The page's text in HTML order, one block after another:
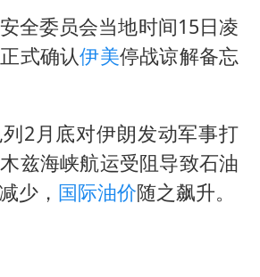
全委员会当地时间15日凌
式确认伊美停战谅解备忘
2月底对伊朗发动军事打
兹海峡航运受阻导致石油
少， 国际油价随之飙升。